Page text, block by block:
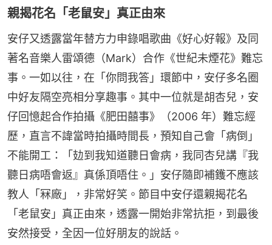
親揭花名「老鼠安」真正由來
安仔又透露當年替方力申錄唱歌曲《好心好報》及同
著名音樂人雷頌德（Mark）合作《世紀未煙花》難忘
事。一如以往，在「你問我答」環節中，安仔多名圈
中好友隔空亮相分享趣事。其中一位就是胡杏兒，安
仔回憶起合作拍攝《肥田囍事》（2006 年）難忘經
歷，直言不諱當時拍攝時間長，預知自己會「病倒」
不能開工：「攰到我知道聽日會病，我同杏兒講『我
聽日病唔會返』真係頂唔住。」安仔隨即補鑊不應該
教人「冧廠」，非常好笑。節目中安仔還親揭花名
「老鼠安」真正由來，透露一開始非常抗拒，到最後
安然接受，全因一位好朋友的說話。